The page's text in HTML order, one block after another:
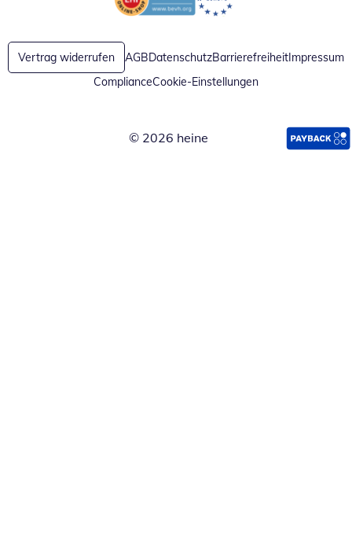
Öffnet in neuem FensterÖffnet in neuem Fenster
Vertrag widerrufen AGBDatenschutzBarrierefreiheitImpressum
ComplianceCookie-Einstellungen
© 2026 heine